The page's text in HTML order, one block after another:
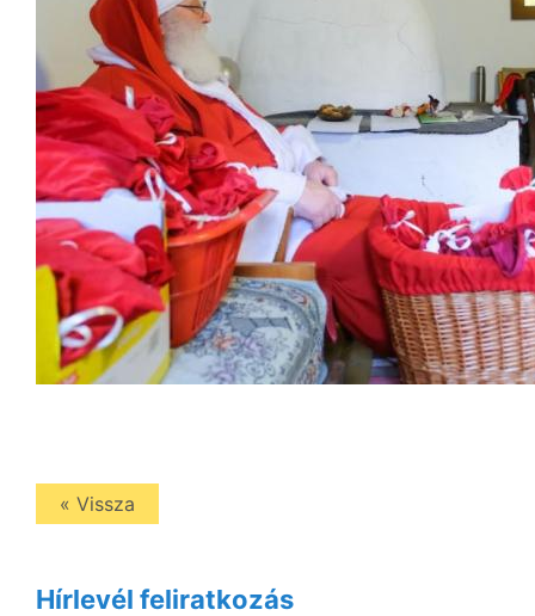
« Vissza
Hírlevél feliratkozás